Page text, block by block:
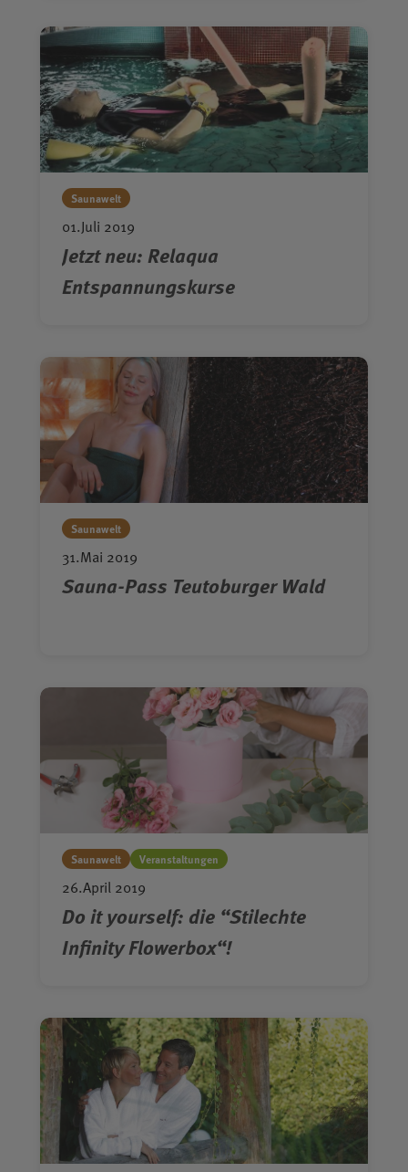
Saunawelt
01.Juli 2019
Jetzt neu: Relaqua
Entspannungskurse
Saunawelt
31.Mai 2019
Sauna-Pass Teutoburger Wald
Saunawelt Veranstaltungen
26.April 2019
Do it yourself: die “Stilechte
Infinity Flowerbox“!